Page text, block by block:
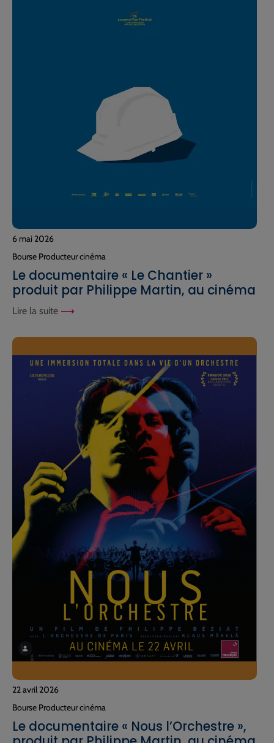
6 mai 2026
Bourse Producteur cinéma
Le documentaire « Le Chantier »
produit par Philippe Martin, au cinéma
Lire la suite
22 avril 2026
Bourse Producteur cinéma
Le documentaire « Nous l’Orchestre »,